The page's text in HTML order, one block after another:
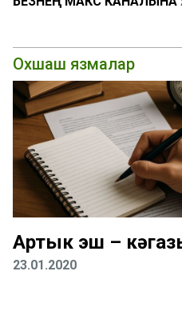
Охшаш язмалар
Артык эш –
23.01.2020